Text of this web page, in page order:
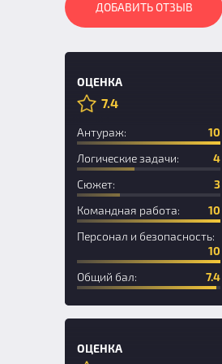
ДОБАВИТЬ ОТЗЫВ
ОЦЕНКА
7.4
Новичок
Антураж:
10
Логические задачи:
4
Сюжет:
3
Командная работа:
10
Персонал и безопасность:
10
Общий бал:
7.4
ОЦЕНКА